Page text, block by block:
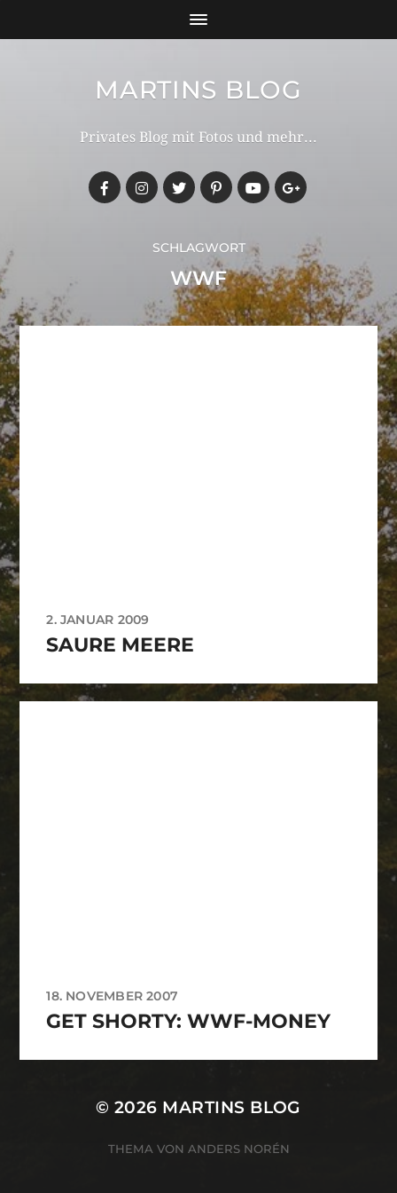
MARTINS BLOG
Privates Blog mit Fotos und mehr...
SCHLAGWORT
WWF
2. JANUAR 2009
SAURE MEERE
18. NOVEMBER 2007
GET SHORTY: WWF-MONEY
© 2026 MARTINS BLOG
THEMA VON ANDERS NORÉN